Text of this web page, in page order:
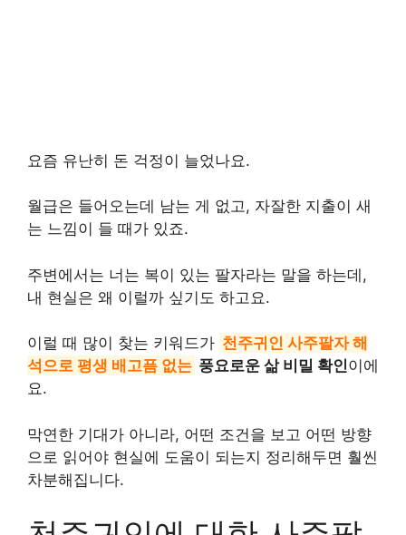
요즘 유난히 돈 걱정이 늘었나요.
월급은 들어오는데 남는 게 없고, 자잘한 지출이 새
는 느낌이 들 때가 있죠.
주변에서는 너는 복이 있는 팔자라는 말을 하는데,
내 현실은 왜 이럴까 싶기도 하고요.
이럴 때 많이 찾는 키워드가 천주귀인 사주팔자 해
석으로 평생 배고픔 없는 풍요로운 삶 비밀 확인이에
요.
막연한 기대가 아니라, 어떤 조건을 보고 어떤 방향
으로 읽어야 현실에 도움이 되는지 정리해두면 훨씬
차분해집니다.